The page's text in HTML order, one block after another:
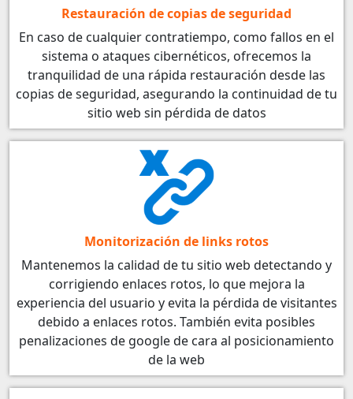
Restauración de copias de seguridad
En caso de cualquier contratiempo, como fallos en el
sistema o ataques cibernéticos, ofrecemos la
tranquilidad de una rápida restauración desde las
copias de seguridad, asegurando la continuidad de tu
sitio web sin pérdida de datos
Monitorización de links rotos
Mantenemos la calidad de tu sitio web detectando y
corrigiendo enlaces rotos, lo que mejora la
experiencia del usuario y evita la pérdida de visitantes
debido a enlaces rotos. También evita posibles
penalizaciones de google de cara al posicionamiento
de la web